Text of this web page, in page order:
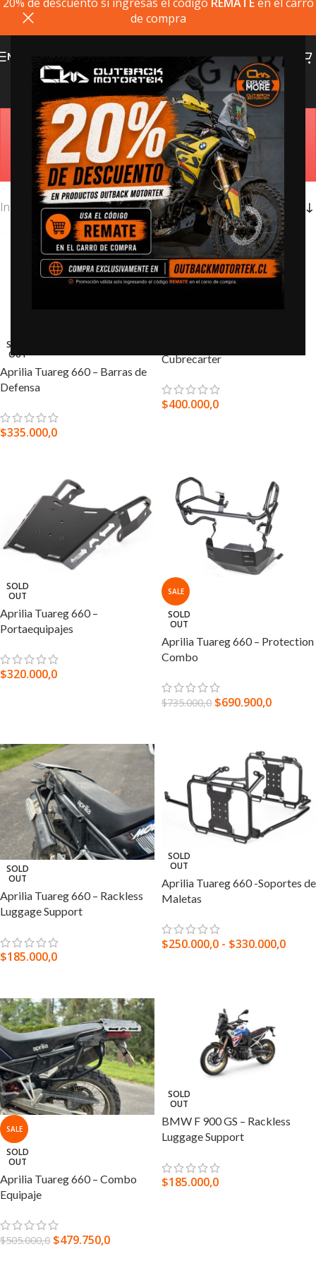
de compra
MENU
Tienda
Estimado cliente, si el producto que busca no está
disponible, puede comprarlo directamente en
outbackmotortek.com
Inicio Tienda
SOLD
OUT
Aprilia Tuareg 660 – Barras de
Defensa
$335.000,0
20% dto. codigo
REMATE
Cubrecarter
$400.000,0
SOLD
OUT
Aprilia Tuareg 660 –
Portaequipajes
$320.000,0
SALE
SOLD
OUT
Aprilia Tuareg 660 – Protection
Combo
$735.000,0 $690.900,0
SOLD
OUT
Aprilia Tuareg 660 – Rackless
Luggage Support
$185.000,0
SOLD
OUT
Aprilia Tuareg 660 -Soportes de
Maletas
$250.000,0 - $330.000,0
SALE
SOLD
OUT
Aprilia Tuareg 660 – Combo
Equipaje
$505.000,0 $479.750,0
SOLD
OUT
BMW F 900 GS – Rackless
Luggage Support
$185.000,0